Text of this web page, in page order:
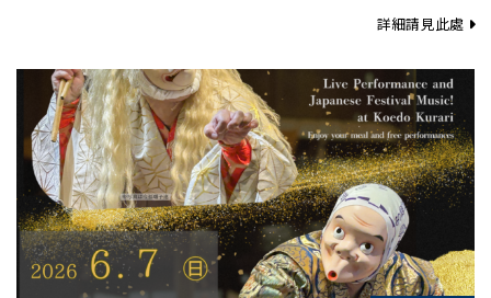
詳細請見此處